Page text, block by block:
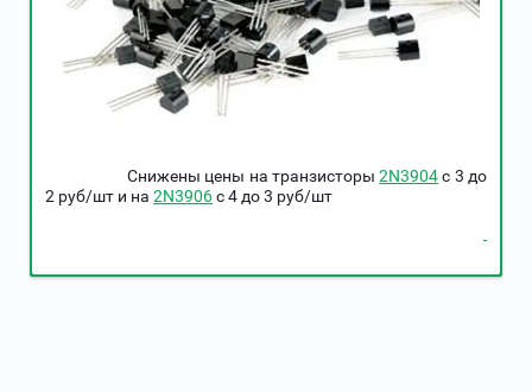
Снижены цены на транзисторы2N3904c 3 до
2 руб/шт и на 2N3906c 4 до 3 руб/шт